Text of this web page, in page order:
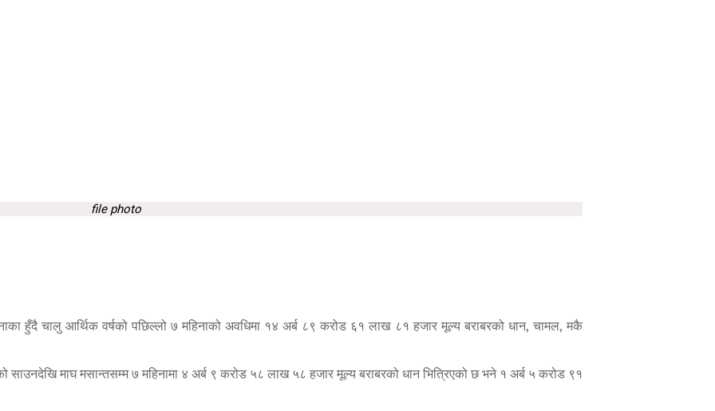
file photo
हुँदै चालु आर्थिक वर्षको पछिल्लो ७ महिनाको अवधिमा १४ अर्ब ८९ करोड ६१ लाख ८१ हजार मूल्य बराबरको धान, चामल, मकै
साउनदेखि माघ मसान्तसम्म ७ महिनामा ४ अर्ब ९ करोड ५८ लाख ५८ हजार मूल्य बराबरको धान भित्रिएको छ भने १ अर्ब ५ करोड ९१